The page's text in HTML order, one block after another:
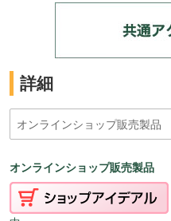
詳細
オンラインショップ販売製品